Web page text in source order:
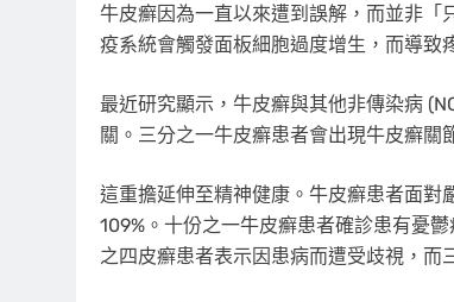
牛皮癬因為一直以來遭到誤解，而並非「
疫系統會觸發面板細胞過度增生，而導致
最近研究顯示，牛皮癬與其他非傳染病
關。三分之一牛皮癬患者會出現牛皮癬關
這重擔延伸至精神健康。牛皮癬患者面對
109%。十份之一牛皮癬患者確診患有憂
之四皮癬患者表示因患病而遭受歧視，而